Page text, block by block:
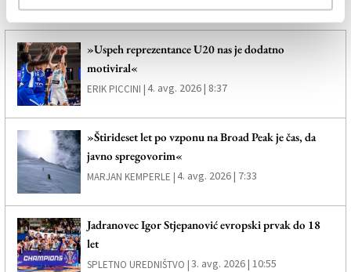
Več novic
»Uspeh reprezentance U20 nas je dodatno
motiviral«
ERIK PICCINI |4. avg. 2026 | 8:37
»Štirideset let po vzponu na Broad Peak je čas, da
javno spregovorim«
MARJAN KEMPERLE |4. avg. 2026 | 7:33
Jadranovec Igor Stjepanović evropski prvak do 18
let
SPLETNO UREDNIŠTVO |3. avg. 2026 | 10:55